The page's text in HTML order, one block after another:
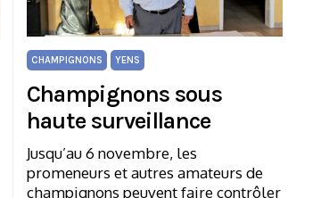
CHAMPIGNONS YENS
Champignons sous
haute surveillance
Jusqu’au 6 novembre, les
promeneurs et autres amateurs de
champignons peuvent faire contrôler